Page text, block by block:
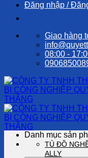
Đăng nhập /
Giao hàng
08:00 -
Danh mục sản
TỦ ĐỒ
ALLY